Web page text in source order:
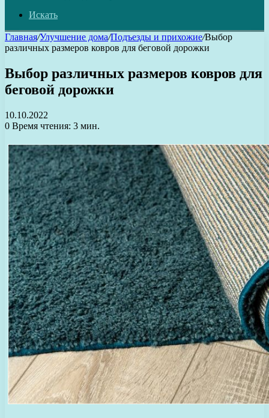
Искать
Главная/Улучшение дома/Подъезды и прихожие/Выбор
различных размеров ковров для беговой дорожки
Выбор различных размеров ковров для
беговой дорожки
10.10.2022
0 Время чтения: 3 мин.